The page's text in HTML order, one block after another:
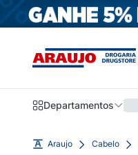
Departamentos
Araujo Cabelo